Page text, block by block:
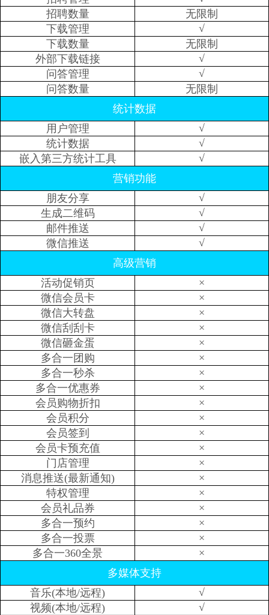
招聘数量
无限制
下载管理
√
下载数量
无限制
外部下载链接
√
问答管理
√
问答数量
无限制
统计数据
用户管理
√
统计数据
√
嵌入第三方统计工具
√
营销功能
朋友分享
√
生成二维码
√
邮件推送
√
微信推送
√
高级营销
活动促销页
×
微信会员卡
×
微信大转盘
×
微信刮刮卡
×
微信砸金蛋
×
多合一团购
×
多合一秒杀
×
多合一优惠券
×
会员购物折扣
×
会员积分
×
会员签到
×
会员卡预充值
×
门店管理
×
消息推送(最新通知)
×
特权管理
×
会员礼品券
×
多合一预约
×
多合一投票
×
多合一360全景
×
多媒体支持
音乐(本地/远程)
√
视频(本地/远程)
√